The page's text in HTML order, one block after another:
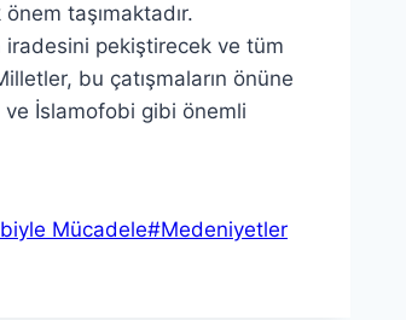
taşımaktadır.
iradesini pekiştirecek ve tüm
bu çatışmaların önüne
İslamofobi gibi önemli
Mücadele#Medeniyetler